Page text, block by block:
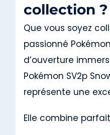
collection ?
Que vous soyez
passionné
d’ouverture
Pokémon SV2p
représente une
Elle combine